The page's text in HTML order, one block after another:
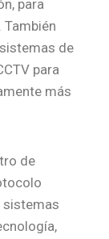
para
de
para
más
de
sistemas